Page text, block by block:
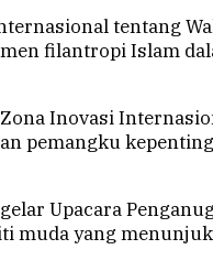
tentang
filantropi Islam
Inovasi
pemangku
Upacara
muda yang